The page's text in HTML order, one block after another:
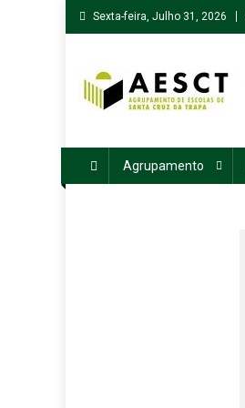
Skip
to
Sexta-feira, Julho 31, 2026
Agrupamento